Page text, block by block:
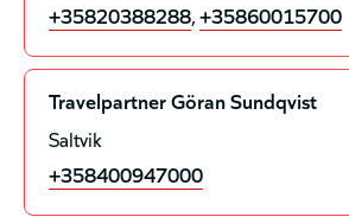
+35820388288,+35860015700
Travelpartner Göran Sundqvist
Saltvik
+358400947000